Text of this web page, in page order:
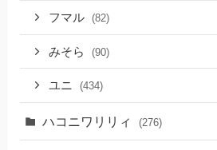
フマル (82)
みそら (90)
ユニ (434)
ハコニワリリィ (276)